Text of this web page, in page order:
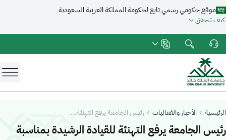
موقع حكومي رسمي تابع لحكومة المملكة العربية السعودية
كيف تتحقق
الرئيسية الأخبار والفعاليات رئيس الجامعة يرفع التهنئة...
رئيس الجامعة يرفع التهنئة للقيادة الرشيدة بمناسبة